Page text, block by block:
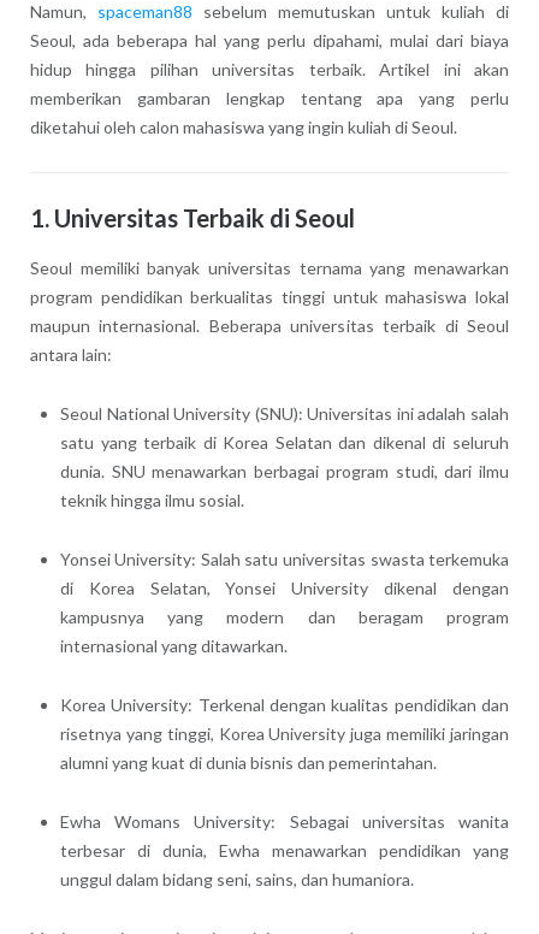
Namun, spaceman88 sebelum memutuskan untuk kuliah di
Seoul, ada beberapa hal yang perlu dipahami, mulai dari biaya
hidup hingga pilihan universitas terbaik. Artikel ini akan
memberikan gambaran lengkap tentang apa yang perlu
diketahui oleh calon mahasiswa yang ingin kuliah di Seoul.
1. Universitas Terbaik di Seoul
Seoul memiliki banyak universitas ternama yang menawarkan
program pendidikan berkualitas tinggi untuk mahasiswa lokal
maupun internasional. Beberapa universitas terbaik di Seoul
antara lain:
Seoul National University (SNU): Universitas ini adalah salah
satu yang terbaik di Korea Selatan dan dikenal di seluruh
dunia. SNU menawarkan berbagai program studi, dari ilmu
teknik hingga ilmu sosial.
Yonsei University: Salah satu universitas swasta terkemuka
di Korea Selatan, Yonsei University dikenal dengan
kampusnya yang modern dan beragam program
internasional yang ditawarkan.
Korea University: Terkenal dengan kualitas pendidikan dan
risetnya yang tinggi, Korea University juga memiliki jaringan
alumni yang kuat di dunia bisnis dan pemerintahan.
Ewha Womans University: Sebagai universitas wanita
terbesar di dunia, Ewha menawarkan pendidikan yang
unggul dalam bidang seni, sains, dan humaniora.